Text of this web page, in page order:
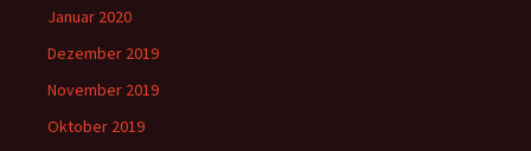
Januar 2020
Dezember 2019
November 2019
Oktober 2019